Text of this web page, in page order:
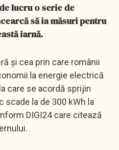
lucru o serie de
să ia măsuri pentru
iarnă.
și cea prin care românii
la energie electrică
care se acordă sprijin
la de 300 kWh la
DIGI24 care citează